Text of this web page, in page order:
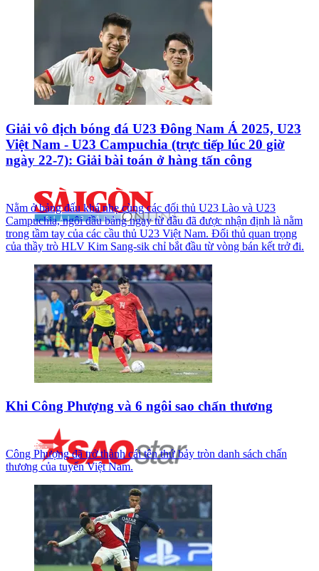
Giải vô địch bóng đá U23 Đông Nam Á 2025, U23
Việt Nam - U23 Campuchia (trực tiếp lúc 20 giờ
ngày 22-7): Giải bài toán ở hàng tấn công
Nằm ở bảng đấu khá nhẹ cùng các đối thủ U23 Lào và U23
Campuchia, ngôi đầu bảng ngay từ đầu đã được nhận định là nằm
trong tầm tay của các cầu thủ U23 Việt Nam. Đối thủ quan trọng
của thầy trò HLV Kim Sang-sik chỉ bắt đầu từ vòng bán kết trở đi.
Khi Công Phượng và 6 ngôi sao chấn thương
Công Phượng đã trở thành cái tên thứ bảy tròn danh sách chấn
thương của tuyển Việt Nam.